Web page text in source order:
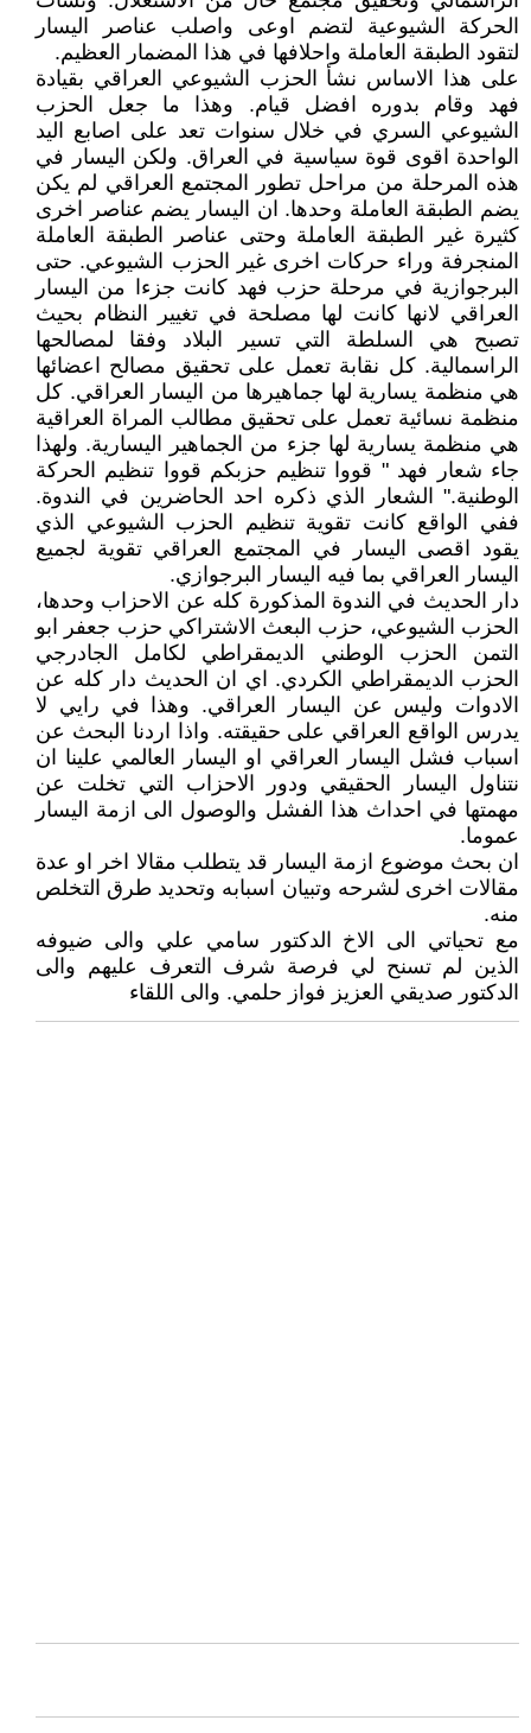
الحركة الشيوعية لتضم اوعى واصلب عناصر اليسار
لتقود الطبقة العاملة واحلافها في هذا المضمار العظيم.
على هذا الاساس نشأ الحزب الشيوعي العراقي بقيادة
فهد وقام بدوره افضل قيام. وهذا ما جعل الحزب
الشيوعي السري في خلال سنوات تعد على اصابع اليد
الواحدة اقوى قوة سياسية في العراق. ولكن اليسار في
هذه المرحلة من مراحل تطور المجتمع العراقي لم يكن
يضم الطبقة العاملة وحدها. ان اليسار يضم عناصر اخرى
كثيرة غير الطبقة العاملة وحتى عناصر الطبقة العاملة
المنجرفة وراء حركات اخرى غير الحزب الشيوعي. حتى
البرجوازية في مرحلة حزب فهد كانت جزءا من اليسار
العراقي لانها كانت لها مصلحة في تغيير النظام بحيث
تصبح هي السلطة التي تسير البلاد وفقا لمصالحها
الراسمالية. كل نقابة تعمل على تحقيق مصالح اعضائها
هي منظمة يسارية لها جماهيرها من اليسار العراقي. كل
منظمة نسائية تعمل على تحقيق مطالب المراة العراقية
هي منظمة يسارية لها جزء من الجماهير اليسارية. ولهذا
جاء شعار فهد " قووا تنظيم حزبكم قووا تنظيم الحركة
الوطنية." الشعار الذي ذكره احد الحاضرين في الندوة.
ففي الواقع كانت تقوية تنظيم الحزب الشيوعي الذي
يقود اقصى اليسار في المجتمع العراقي تقوية لجميع
اليسار العراقي بما فيه اليسار البرجوازي.
دار الحديث في الندوة المذكورة كله عن الاحزاب وحدها،
الحزب الشيوعي، حزب البعث الاشتراكي حزب جعفر ابو
التمن الحزب الوطني الديمقراطي لكامل الجادرجي
الحزب الديمقراطي الكردي. اي ان الحديث دار كله عن
الادوات وليس عن اليسار العراقي. وهذا في رايي لا
يدرس الواقع العراقي على حقيقته. واذا اردنا البحث عن
اسباب فشل اليسار العراقي او اليسار العالمي علينا ان
نتناول اليسار الحقيقي ودور الاحزاب التي تخلت عن
مهمتها في احداث هذا الفشل والوصول الى ازمة اليسار
عموما.
ان بحث موضوع ازمة اليسار قد يتطلب مقالا اخر او عدة
مقالات اخرى لشرحه وتبيان اسبابه وتحديد طرق التخلص
منه.
مع تحياتي الى الاخ الدكتور سامي علي والى ضيوفه
الذين لم تسنح لي فرصة شرف التعرف عليهم والى
الدكتور صديقي العزيز فواز حلمي. والى اللقاء